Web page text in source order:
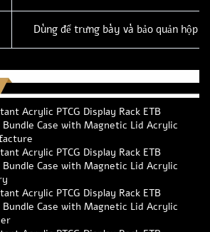
Dùng để trưng bày và bảo quản hộp